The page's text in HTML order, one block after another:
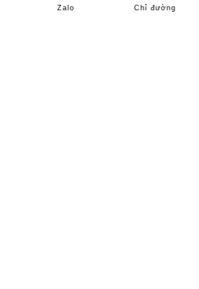
Zalo Chỉ đường